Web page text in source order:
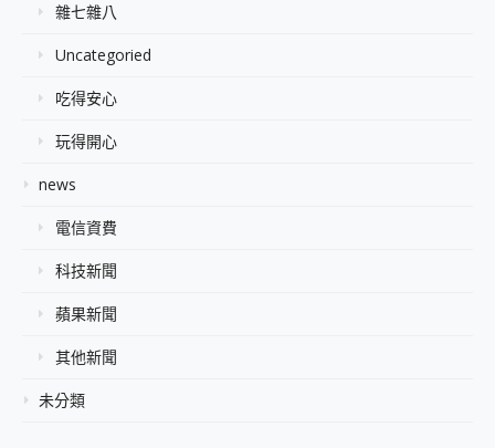
雜七雜八
Uncategoried
吃得安心
玩得開心
news
電信資費
科技新聞
蘋果新聞
其他新聞
未分類